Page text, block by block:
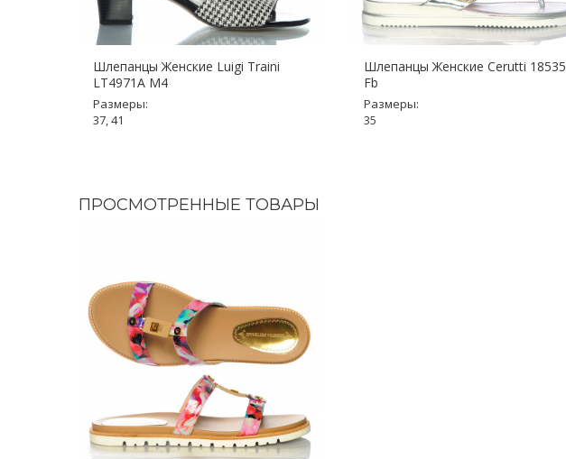
Шлепанцы Женские Luigi Traini
LT4971A M4
Размеры:
37, 41
Шлепанцы Женские Cerutti 18535
Fb
Размеры:
35
ПРОСМОТРЕННЫЕ ТОВАРЫ